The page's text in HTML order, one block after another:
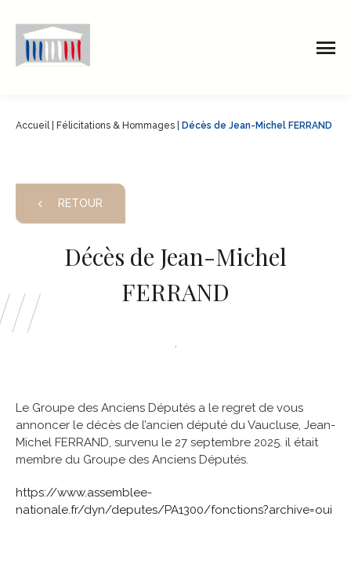
Accueil| Félicitations & Hommages Décès de Jean-Michel FERRAND
RETOUR
Décès de Jean-Michel
FERRAND
,
Le Groupe des Anciens Députés a le regret de vous
annoncer le décès de l’ancien député du Vaucluse, Jean-
Michel FERRAND, survenu le 27 septembre 2025. il était
membre du Groupe des Anciens Députés.
https://www.assemblee-
nationale.fr/dyn/deputes/PA1300/fonctions?archive=oui